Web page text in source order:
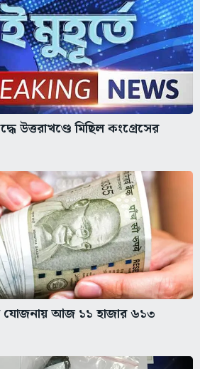
উত্তরাখণ্ডে মিছিল কংগ্রেসের
আজ ১১ হাজার ৬১৩